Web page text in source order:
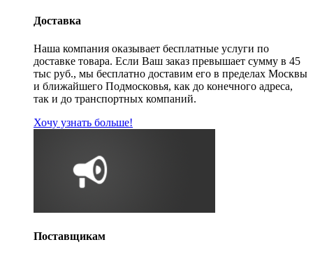
Доставка
Наша компания оказывает бесплатные услуги по
доставке товара. Если Ваш заказ превышает сумму в 45
тыс руб., мы бесплатно доставим его в пределах Москвы
и ближайшего Подмосковья, как до конечного адреса,
так и до транспортных компаний.
Хочу узнать больше!
Поставщикам